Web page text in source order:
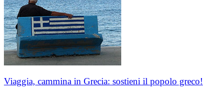
Viaggia, cammina in Grecia: sostieni il popolo greco!